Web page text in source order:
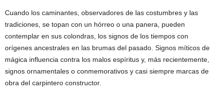
Cuando los caminantes, observadores de las costumbres y las
tradiciones, se topan con un hórreo o una panera, pueden
contemplar en sus colondras, los signos de los tiempos con
orígenes ancestrales en las brumas del pasado. Signos míticos de
mágica influencia contra los malos espíritus y, más recientemente,
signos ornamentales o conmemorativos y casi siempre marcas de
obra del carpintero constructor.